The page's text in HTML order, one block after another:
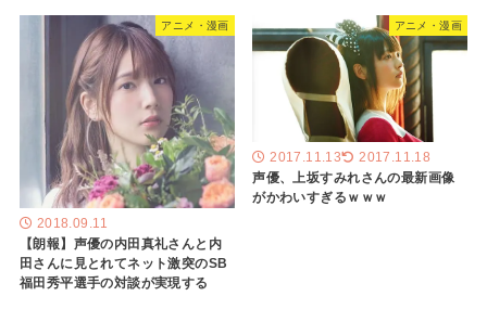
アニメ・漫画
2018.09.11
【朗報】声優の内田真礼さんと内
田さんに見とれてネット激突のSB
福田秀平選手の対談が実現する
アニメ・漫画
2017.11.13 2017.11.18
声優、上坂すみれさんの最新画像
がかわいすぎるｗｗｗ